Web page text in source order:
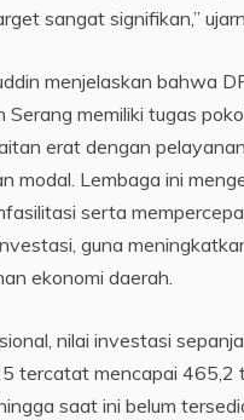
sangat signifikan,”
menjelaskan bahwa
Serang memiliki tugas
erat dengan
modal. Lembaga ini
serta
guna
ekonomi daerah.
nilai investasi
tercatat mencapai 465,2
saat ini belum